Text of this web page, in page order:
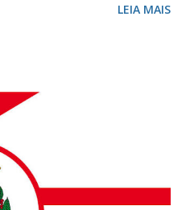
defini-lo? Calmo e elegante.
e o Morro Dois Irmãos. A
da cidade e um dos
último dia 26 de julho, o
histórias. Francisca Ornellas
LEIA MAIS